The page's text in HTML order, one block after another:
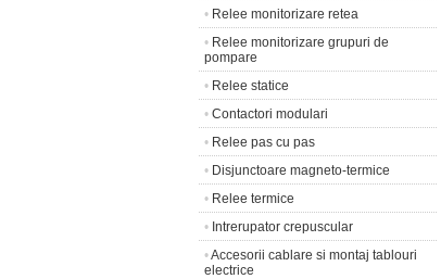
• Relee monitorizare retea
• Relee monitorizare grupuri de
pompare
• Relee statice
• Contactori modulari
• Relee pas cu pas
• Disjunctoare magneto-termice
• Relee termice
• Intrerupator crepuscular
•Accesorii cablare si montaj tablouri
electrice